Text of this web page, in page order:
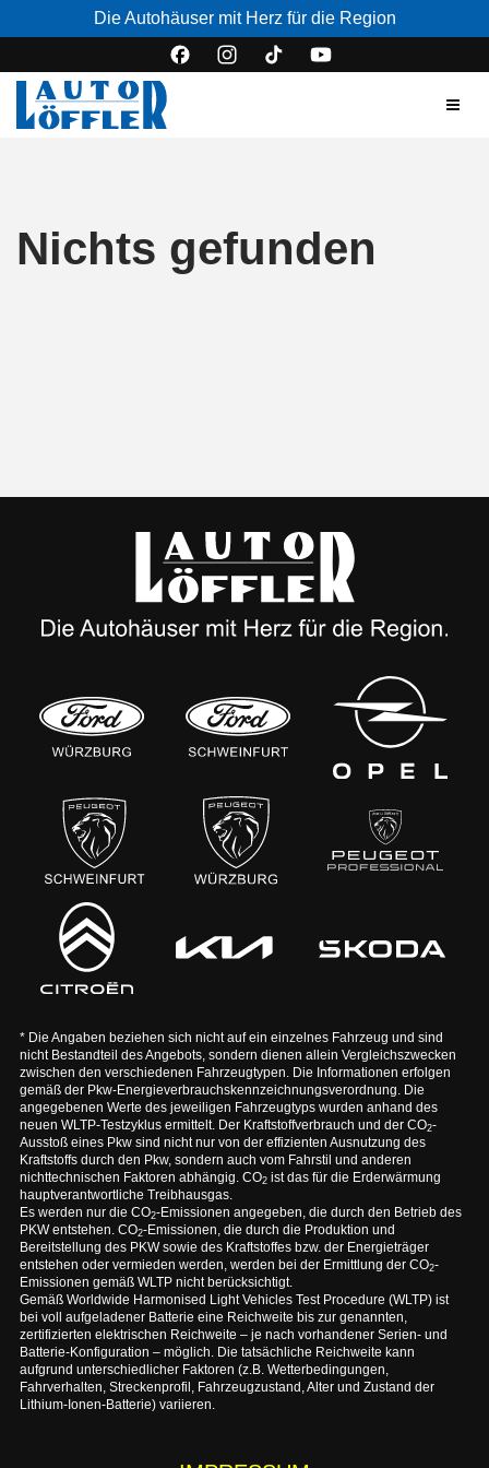
Die Autohäuser mit Herz für die Region
Nichts gefunden
* Die Angaben beziehen sich nicht auf ein einzelnes Fahrzeug und sind
nicht Bestandteil des Angebots, sondern dienen allein Vergleichszwecken
zwischen den verschiedenen Fahrzeugtypen. Die Informationen erfolgen
gemäß der Pkw-Energieverbrauchskennzeichnungsverordnung. Die
angegebenen Werte des jeweiligen Fahrzeugtyps wurden anhand des
neuen WLTP-Testzyklus ermittelt. Der Kraftstoffverbrauch und der CO2-
Ausstoß eines Pkw sind nicht nur von der effizienten Ausnutzung des
Kraftstoffs durch den Pkw, sondern auch vom Fahrstil und anderen
nichttechnischen Faktoren abhängig. CO2ist das für die Erderwärmung
hauptverantwortliche Treibhausgas.
Es werden nur die CO2-Emissionen angegeben, die durch den Betrieb des
PKW entstehen. CO2-Emissionen, die durch die Produktion und
Bereitstellung des PKW sowie des Kraftstoffes bzw. der Energieträger
entstehen oder vermieden werden, werden bei der Ermittlung der CO2-
Emissionen gemäß WLTP nicht berücksichtigt.
Gemäß Worldwide Harmonised Light Vehicles Test Procedure (WLTP) ist
bei voll aufgeladener Batterie eine Reichweite bis zur genannten,
zertifizierten elektrischen Reichweite – je nach vorhandener Serien- und
Batterie-Konfiguration – möglich. Die tatsächliche Reichweite kann
aufgrund unterschiedlicher Faktoren (z.B. Wetterbedingungen,
Fahrverhalten, Streckenprofil, Fahrzeugzustand, Alter und Zustand der
Lithium-Ionen-Batterie) variieren.